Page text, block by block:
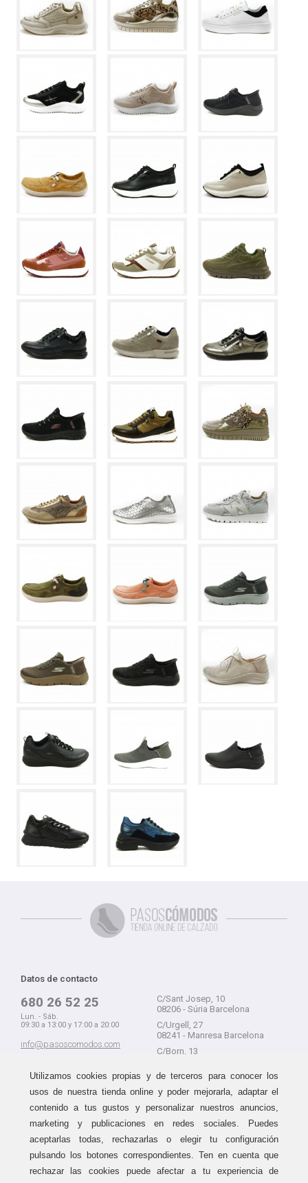
Datos de contacto
680 26 52 25
Lun. - Sáb.
09:30 a 13:00 y 17:00 a 20:00
info@pasoscomodos.com
C/Sant Josep, 10
08206 - Súria Barcelona
C/Urgell, 27
08241 - Manresa Barcelona
C/Born, 13
Guía de compra
Métodos de envío
Devolución sin problemas
Haz tus compras sin miedo a
equivocarte:
aceptamos devolucionesdurante
Utilizamos cookies propias y de terceros para conocer los
usos de nuestra tienda online y poder mejorarla, adaptar el
contenido a tus gustos y personalizar nuestros anuncios,
marketing y publicaciones en redes sociales. Puedes
aceptarlas todas, rechazarlas o elegir tu configuración
pulsando los botones correspondientes. Ten en cuenta que
rechazar las cookies puede afectar a tu experiencia de